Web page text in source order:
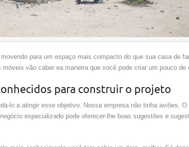
para um espaço mais compacto do que sua casa de
vão caber ea maneira que você pode criar um pouco de
para construir o projeto
lo a atingir esse objetivo. Nossa empresa não tinha aviões.
especializado pode oferecer-lhe boas sugestões e